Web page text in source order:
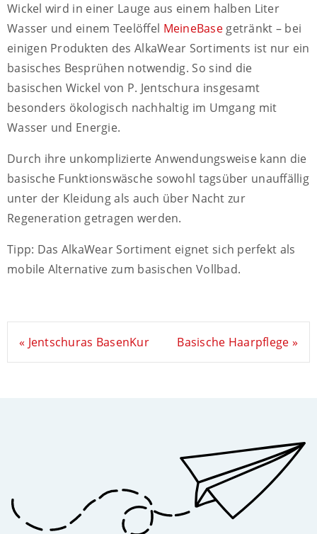
Wickel wird in einer Lauge aus einem halben Liter
Wasser und einem Teelöffel MeineBasegetränkt – bei
einigen Produkten des AlkaWear Sortiments ist nur ein
basisches Besprühen notwendig. So sind die
basischen Wickel von P. Jentschura insgesamt
besonders ökologisch nachhaltig im Umgang mit
Wasser und Energie.
Durch ihre unkomplizierte Anwendungsweise kann die
basische Funktionswäsche sowohl tagsüber unauffällig
unter der Kleidung als auch über Nacht zur
Regeneration getragen werden.
Tipp: Das AlkaWear Sortiment eignet sich perfekt als
mobile Alternative zum basischen Vollbad.
« Jentschuras BasenKur Basische Haarpflege »